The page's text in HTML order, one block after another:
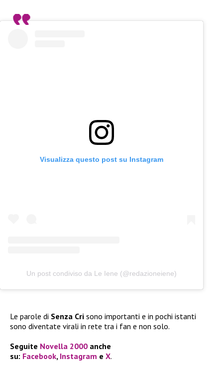
Visualizza questo post su Instagram
Un post condiviso da Le Iene (@redazioneiene)
Le parole di Senza Cri sono importanti e in pochi istanti
sono diventate virali in rete tra i fan e non solo.
Seguite Novella 2000 anche
su: Facebook, Instagram e X.